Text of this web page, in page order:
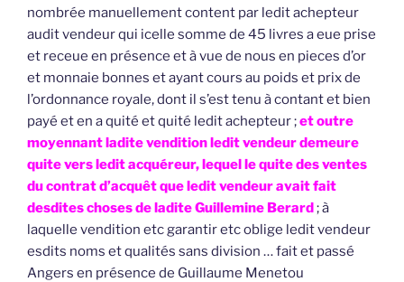
nombrée manuellement content par ledit achepteur
audit vendeur qui icelle somme de 45 livres a eue prise
et receue en présence et à vue de nous en pieces d’or
et monnaie bonnes et ayant cours au poids et prix de
l’ordonnance royale, dont il s’est tenu à contant et bien
payé et en a quité et quité ledit achepteur ;et outre
moyennant ladite vendition ledit vendeur demeure
quite vers ledit acquéreur, lequel le quite des ventes
du contrat d’acquêt que ledit vendeur avait fait
desdites choses de ladite Guillemine Berard; à
laquelle vendition etc garantir etc oblige ledit vendeur
esdits noms et qualités sans division … fait et passé
Angers en présence de Guillaume Menetou